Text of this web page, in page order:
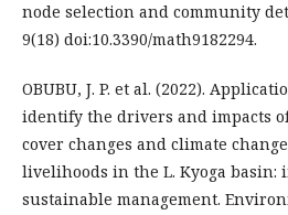
node selection and community
9(18) doi:10.3390/math9182294.
OBUBU, J. P. et al. (2022).
identify the drivers and impacts
cover changes and climate
livelihoods in the L. Kyoga basin:
sustainable management.